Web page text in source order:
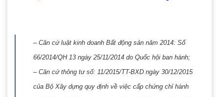
– Căn cứ luật kinh doanh Bất động sản năm 2014: Số
66/2014/QH 13 ngày 25/11/2014 do Quốc hội ban hành;
– Căn cứ thông tư số: 11/2015/TT-BXD ngày 30/12/2015
của Bộ Xây dựng quy định về việc cấp chứng chỉ hành